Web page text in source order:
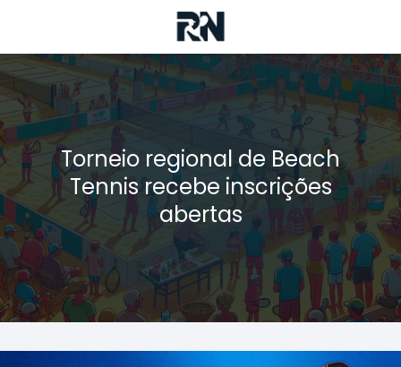
Torneio regional de Beach
Tennis recebe inscrições
abertas